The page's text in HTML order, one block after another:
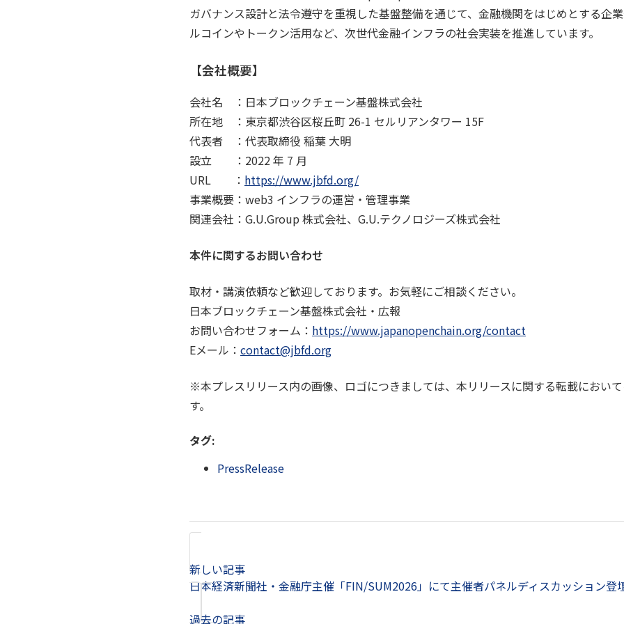
ガバナンス設計と法令遵守を重視した基盤整備を通じて、金融機関をはじめとする企
ルコインやトークン活用など、次世代金融インフラの社会実装を推進しています。
【会社概要】
会社名 ：日本ブロックチェーン基盤株式会社
所在地 ：東京都渋谷区桜丘町 26-1 セルリアンタワー 15F
代表者 ：代表取締役 稲葉 大明
設立 ：2022 年 7 月
URL ： https://www.jbfd.org/
事業概要：web3 インフラの運営・管理事業
関連会社：G.U.Group 株式会社、G.U.テクノロジーズ株式会社
本件に関するお問い合わせ
取材・講演依頼など歓迎しております。お気軽にご相談ください。
日本ブロックチェーン基盤株式会社・広報
お問い合わせフォーム： https://www.japanopenchain.org/contact
Eメール： contact@jbfd.org
※本プレスリリース内の画像、ロゴにつきましては、本リリースに関する転載におい
す。
タグ:
PressRelease
新しい記事
日本経済新聞社・金融庁主催「FIN/SUM2026」にて主催者パネルディスカッション登
過去の記事